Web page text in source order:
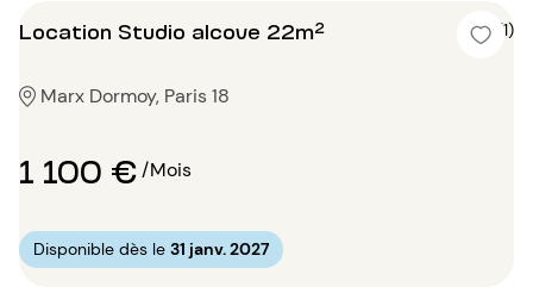
Location Studio alcove 22m² 4 (1)
Marx Dormoy, Paris 18
1 100 €/Mois
Disponible dès le 31 janv. 2027